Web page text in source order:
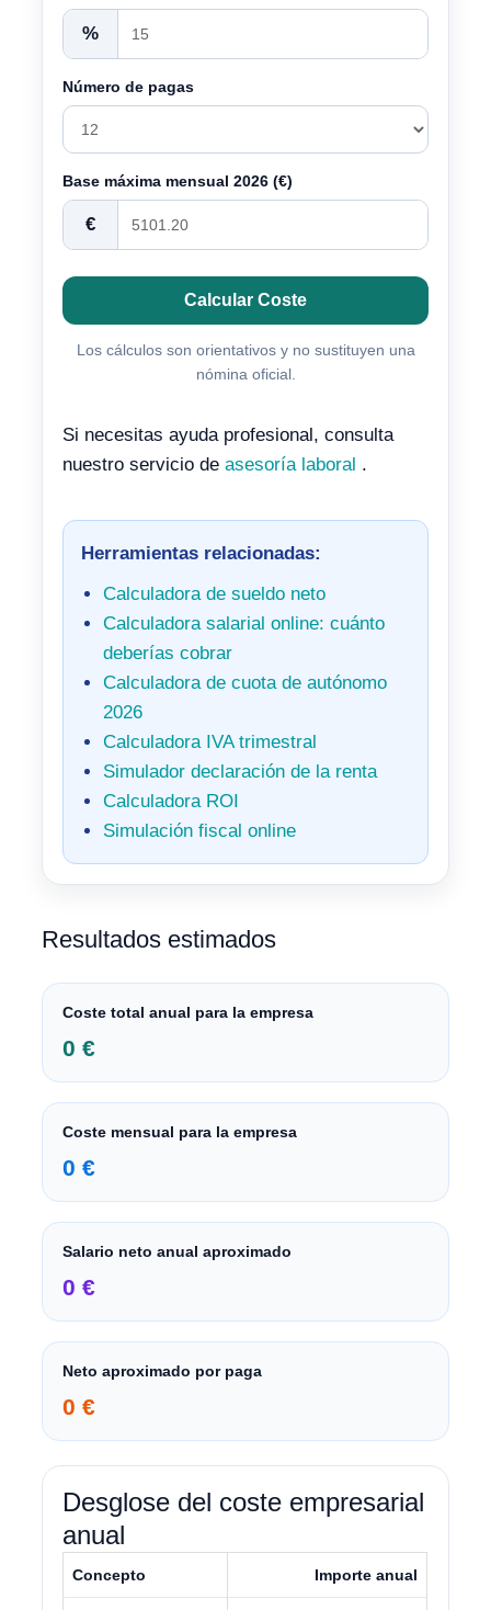
%
Número de pagas
Base máxima mensual 2026 (€)
€
Calcular Coste
Los cálculos son orientativos y no sustituyen una
nómina oficial.
Si necesitas ayuda profesional, consulta
nuestro servicio deasesoría laboral .
Herramientas relacionadas:
Calculadora de sueldo neto
Calculadora salarial online: cuánto
deberías cobrar
Calculadora de cuota de autónomo
2026
Calculadora IVA trimestral
Simulador declaración de la renta
Calculadora ROI
Simulación fiscal online
Resultados estimados
Coste total anual para la empresa
0 €
Coste mensual para la empresa
0 €
Salario neto anual aproximado
0 €
Neto aproximado por paga
0 €
Desglose del coste empresarial
anual
Concepto Importe anual